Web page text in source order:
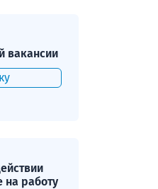
вакансии
на работу